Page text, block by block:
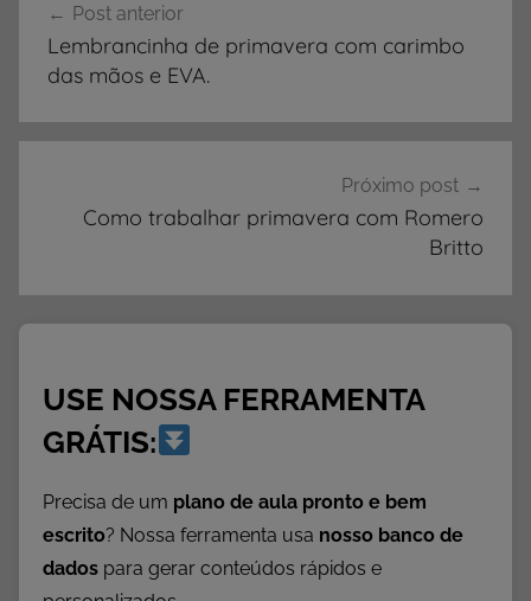
Á
v
a
v
r
de
Post
Post anterior
Lembrancinha de primavera com carimbo
das mãos e EVA.
Próximo post
Como trabalhar primavera com Romero
Britto
USE NOSSA FERRAMENTA
GRÁTIS:
Precisa de um plano de aula pronto e bem
escrito? Nossa ferramenta usa nosso banco de
dados para gerar conteúdos rápidos e